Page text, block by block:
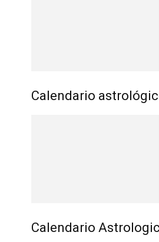
Calendario
Calendario